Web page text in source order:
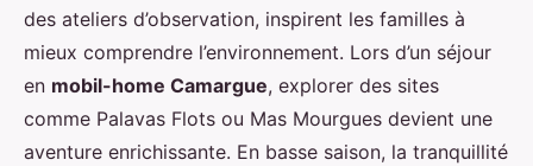
des ateliers d’observation, inspirent les familles à
mieux comprendre l’environnement. Lors d’un séjour
en mobil-home Camargue, explorer des sites
comme Palavas Flots ou Mas Mourgues devient une
aventure enrichissante. En basse saison, la tranquillité